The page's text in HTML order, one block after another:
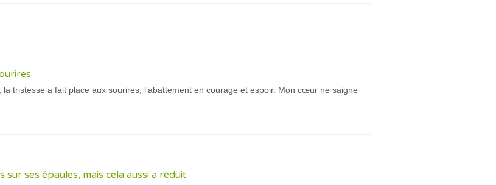
la tristesse a fait place aux sourires, l’abattement en courage et espoir. Mon cœur ne saigne
sur ses épaules, mais cela aussi a réduit